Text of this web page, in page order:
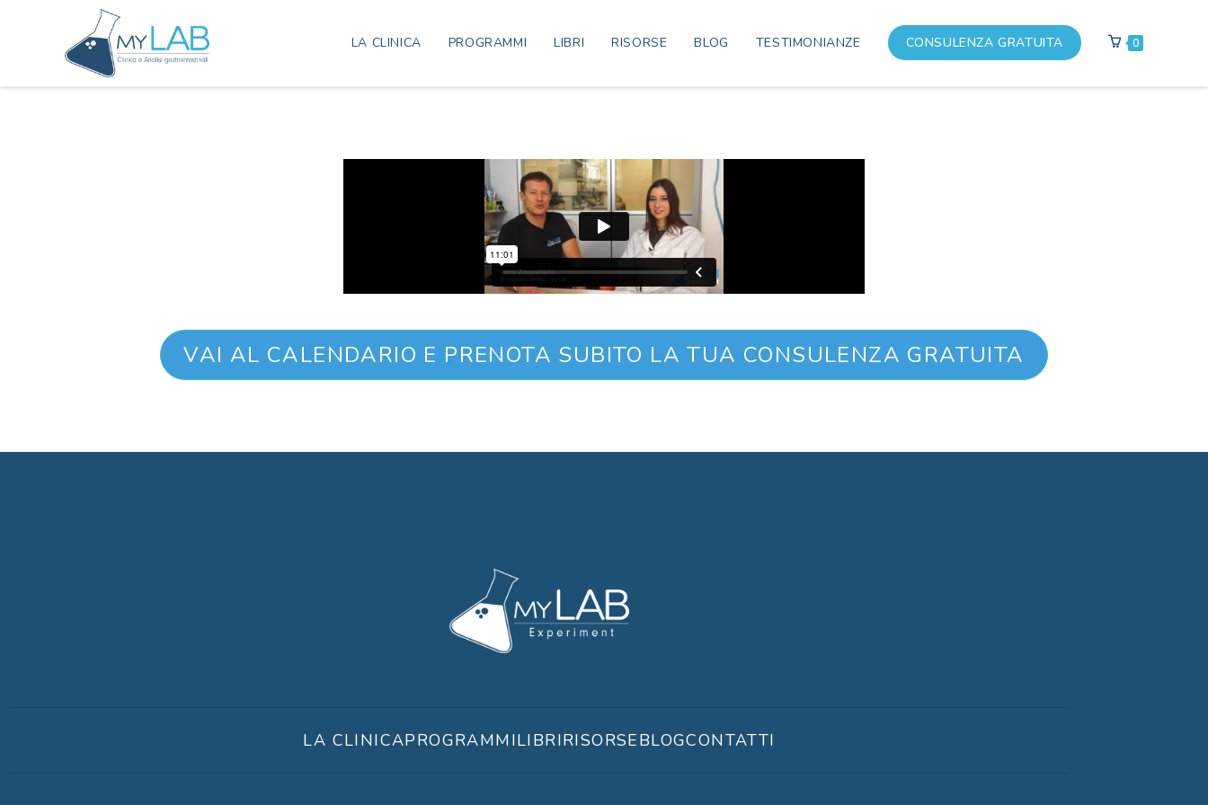
LA CLINICA PROGRAMMI LIBRI RISORSE BLOG TESTIMONIANZE CONSULENZA GRATUITA 0
VAI AL CALENDARIO E PRENOTA SUBITO LA TUA CONSULENZA GRATUITA
LA CLINICAPROGRAMMILIBRIRISORSEBLOGCONTATTI